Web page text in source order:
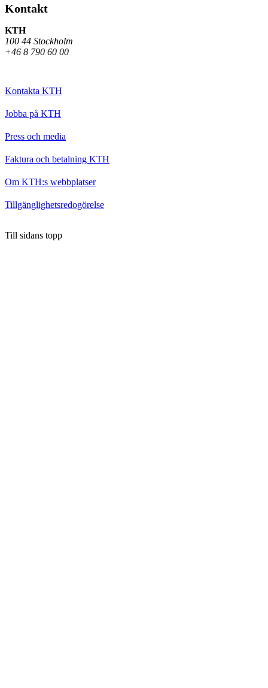
Kontakt
KTH
100 44 Stockholm
+46 8 790 60 00
Kontakta KTH
Jobba på KTH
Press och media
Faktura och betalning KTH
Om KTH:s webbplatser
Tillgänglighetsredogörelse
Till sidans topp